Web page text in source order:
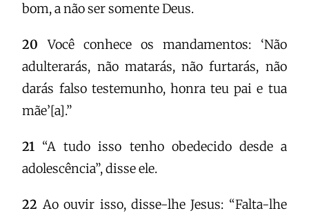
bom, a não ser somente Deus.
20 Você conhece os mandamentos: ‘Não
adulterarás, não matarás, não furtarás, não
darás falso testemunho, honra teu pai e tua
mãe’[a].”
21 “A tudo isso tenho obedecido desde a
adolescência”, disse ele.
22 Ao ouvir isso, disse-lhe Jesus: “Falta-lhe